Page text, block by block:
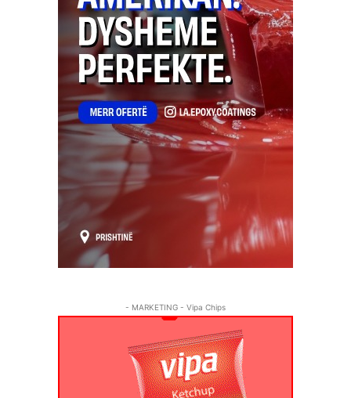
- MARKETING - Vipa Chips